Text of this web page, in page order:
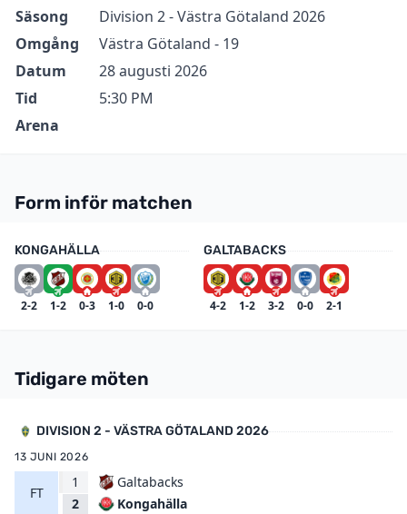
Säsong
Division 2 - Västra Götaland 2026
Omgång
Västra Götaland - 19
Datum
28 augusti 2026
Tid
5:30 PM
Arena
Form inför matchen
KONGAHÄLLA
2-2 1-2 0-3 1-0 0-0
GALTABACKS
4-2 1-2 3-2 0-0 2-1
Tidigare möten
DIVISION 2 - VÄSTRA GÖTALAND 2026
13 JUNI 2026
FT
1
2
Galtabacks
Kongahälla